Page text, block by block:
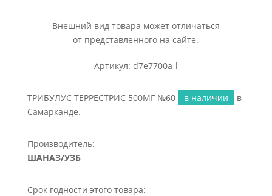
Внешний вид товара может отличаться
от представленного на сайте.
Артикул: d7e7700a-l
ТРИБУЛУС ТЕРРЕСТРИС 500МГ №60 в наличии
в
Самарканде.
Производитель:
ШАНАЗ/УЗБ
Срок годности этого товара: